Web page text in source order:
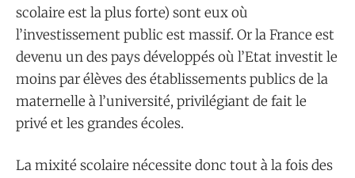
scolaire est la plus forte) sont eux où
l’investissement public est massif. Or la France est
devenu un des pays développés où l’Etat investit le
moins par élèves des établissements publics de la
maternelle à l’université, privilégiant de fait le
privé et les grandes écoles.
La mixité scolaire nécessite donc tout à la fois des